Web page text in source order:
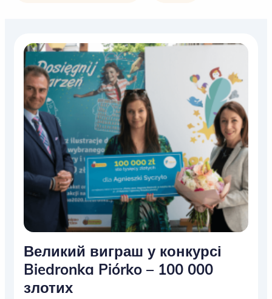
Великий виграш у конкурсі
Biedronka Piórko – 100 000
злотих